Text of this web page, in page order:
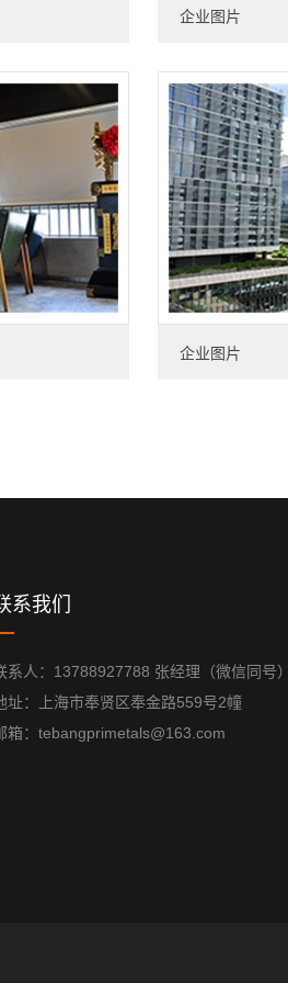
企业图片
企业图片
系我们
系人：13788927788 张经理（微信同号）
址：上海市奉贤区奉金路559号2幢
箱：tebangprimetals@163.com